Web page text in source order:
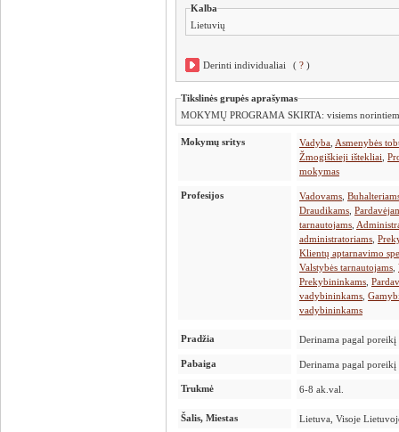
Kalba
Lietuvių
Derinti individualiai ( ? )
Tikslinės grupės aprašymas
Mokymų sritys Vadyba Asmenybės
Žmogiškieji ištekliai
mokymas
Profesijos Vadovams
Draudikams
tarnautojams
administratoriams
Klientų aptarnavimo
Valstybės tarnautojams
Prekybininkams
vadybininkams
vadybininkams
Pradžia Derinama pagal poreikį
Pabaiga Derinama pagal poreikį
Trukmė 6-8 ak.val.
Šalis, Miestas Lietuva, Visoje